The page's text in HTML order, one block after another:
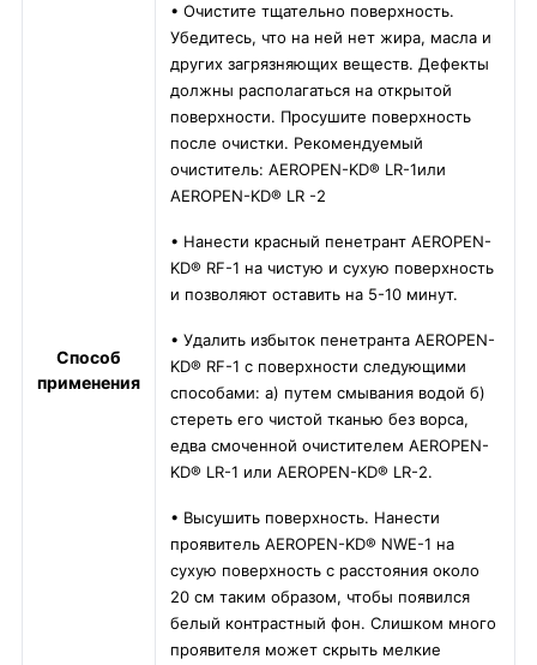
Способ
применения
• Очистите тщательно поверхность.
Убедитесь, что на ней нет жира, масла и
других загрязняющих веществ. Дефекты
должны располагаться на открытой
поверхности. Просушите поверхность
после очистки. Рекомендуемый
очиститель: AEROPEN-KD® LR-1или
AEROPEN-KD® LR -2
• Нанести красный пенетрант AEROPEN-
KD® RF-1 на чистую и сухую поверхность
и позволяют оставить на 5-10 минут.
• Удалить избыток пенетранта AEROPEN-
KD® RF-1 с поверхности следующими
способами: а) путем смывания водой б)
стереть его чистой тканью без ворса,
едва смоченной очистителем AEROPEN-
KD® LR-1 или AEROPEN-KD® LR-2.
• Высушить поверхность. Нанести
проявитель AEROPEN-KD® NWE-1 на
сухую поверхность с расстояния около
20 см таким образом, чтобы появился
белый контрастный фон. Слишком много
проявителя может скрыть мелкие